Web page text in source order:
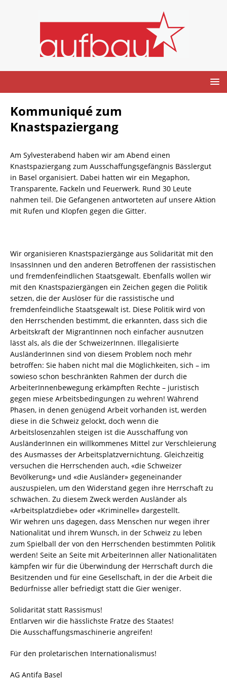
Kommuniqué zum
Knastspaziergang
Am Sylvesterabend haben wir am Abend einen
Knastspaziergang zum Ausschaffungsgefängnis Bässlergut
in Basel organisiert. Dabei hatten wir ein Megaphon,
Transparente, Fackeln und Feuerwerk. Rund 30 Leute
nahmen teil. Die Gefangenen antworteten auf unsere Aktion
mit Rufen und Klopfen gegen die Gitter.
Wir organisieren Knastspaziergänge aus Solidarität mit den
InsassInnen und den anderen Betroffenen der rassistischen
und fremdenfeindlichen Staatsgewalt. Ebenfalls wollen wir
mit den Knastspaziergängen ein Zeichen gegen die Politik
setzen, die der Auslöser für die rassistische und
fremdenfeindliche Staatsgewalt ist. Diese Politik wird von
den Herrschenden bestimmt, die erkannten, dass sich die
Arbeitskraft der MigrantInnen noch einfacher ausnutzen
lässt als, als die der SchweizerInnen. Illegalisierte
AusländerInnen sind von diesem Problem noch mehr
betroffen: Sie haben nicht mal die Möglichkeiten, sich – im
sowieso schon beschränkten Rahmen der durch die
ArbeiterInnenbewegung erkämpften Rechte – juristisch
gegen miese Arbeitsbedingungen zu wehren! Während
Phasen, in denen genügend Arbeit vorhanden ist, werden
diese in die Schweiz gelockt, doch wenn die
Arbeitslosenzahlen steigen ist die Ausschaffung von
AusländerInnen ein willkommenes Mittel zur Verschleierung
des Ausmasses der Arbeitsplatzvernichtung. Gleichzeitig
versuchen die Herrschenden auch, «die Schweizer
Bevölkerung» und «die Ausländer» gegeneinander
auszuspielen, um den Widerstand gegen ihre Herrschaft zu
schwächen. Zu diesem Zweck werden Ausländer als
«Arbeitsplatzdiebe» oder «Kriminelle» dargestellt.
Wir wehren uns dagegen, dass Menschen nur wegen ihrer
Nationalität und ihrem Wunsch, in der Schweiz zu leben
zum Spielball der von den Herrschenden bestimmten Politik
werden! Seite an Seite mit ArbeiterInnen aller Nationalitäten
kämpfen wir für die Überwindung der Herrschaft durch die
Besitzenden und für eine Gesellschaft, in der die Arbeit die
Bedürfnisse aller befriedigt statt die Gier weniger.
Solidarität statt Rassismus!
Entlarven wir die hässlichste Fratze des Staates!
Die Ausschaffungsmaschinerie angreifen!
Für den proletarischen Internationalismus!
AG Antifa Basel